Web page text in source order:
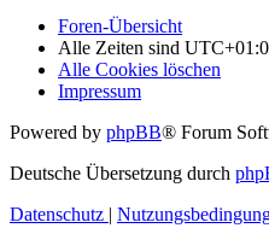
Foren-Übersicht
Alle Zeiten sind
Alle Cookies löschen
Impressum
Powered by phpBB® Forum
Deutsche Übersetzung durch
Datenschutz |